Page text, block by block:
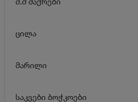
ცილა
მარილი
საკვები ბოჭკოები